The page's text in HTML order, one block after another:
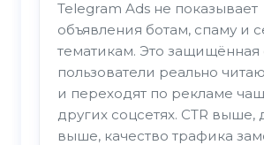
Telegram Ads не показывает
объявления ботам, спаму и
тематикам. Это защищённая
пользователи реально
и переходят по рекламе
других соцсетях. CTR выше,
выше, качество трафика